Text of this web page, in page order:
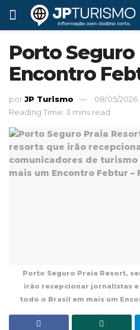
Porto Seguro
Encontro
porJP Turismo
08/05/2026
Reading Time: 3 mins read
Porto Seguro Praia Resort,
irão recepcionar jornalistas
todo o Brasil em mais um